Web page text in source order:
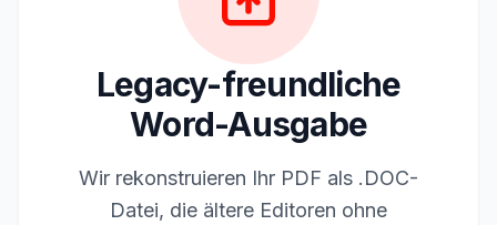
Legacy-freundliche
Word-Ausgabe
Wir rekonstruieren Ihr PDF als .DOC-
Datei, die ältere Editoren ohne